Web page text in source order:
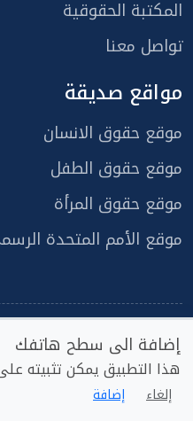
المكتبة الحقوقية
تواصل معنا
مواقع صديقة
موقع حقوق الانسان
موقع حقوق الطفل
موقع حقوق المرأة
موقع الأمم المتحدة
اشتراك في
إضافة الى سطح هاتفك
هذا التطبيق يمكن تثبيته
إلغاء إضافة